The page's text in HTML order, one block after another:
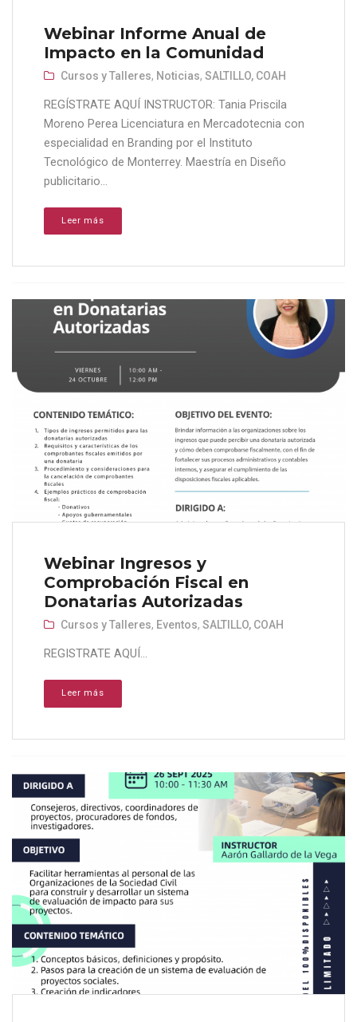
Webinar Informe Anual de
Impacto en la Comunidad
Cursos y Talleres, Noticias, SALTILLO, COAH
REGÍSTRATE AQUÍ INSTRUCTOR: Tania Priscila
Moreno Perea Licenciatura en Mercadotecnia con
especialidad en Branding por el Instituto
Tecnológico de Monterrey. Maestría en Diseño
publicitario...
Leer más
Webinar Ingresos y
Comprobación Fiscal en
Donatarias Autorizadas
Cursos y Talleres, Eventos, SALTILLO, COAH
REGISTRATE AQUÍ...
Leer más